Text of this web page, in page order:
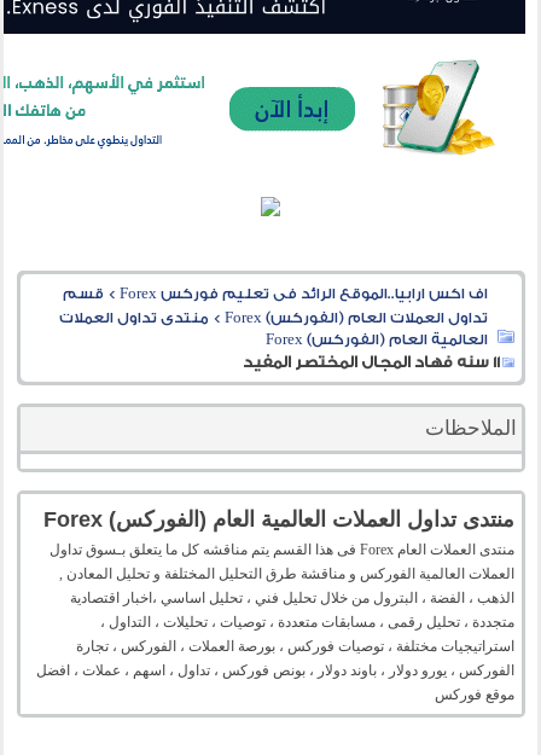
اف اكس ارابيا..الموقع الرائد فى تعليم فوركس Forex > قسم
تداول العملات العام (الفوركس) Forex
> منتدى تداول العملات
العالمية العام (الفوركس) Forex
11 سنه فهاد المجال المختصر المفيد
الملاحظات
منتدى تداول العملات العالمية العام (الفوركس) Forex
منتدى العملات العام Forex فى هذا القسم يتم مناقشه كل ما يتعلق بـسوق تداول
العملات العالمية الفوركس و مناقشة طرق التحليل المختلفة و تحليل المعادن ,
الذهب ، الفضة ، البترول من خلال تحليل فني ، تحليل اساسي ،اخبار اقتصادية
متجددة ، تحليل رقمى ، مسابقات متعددة ، توصيات ، تحليلات ، التداول ،
استراتيجيات مختلفة ، توصيات فوركس ، بورصة العملات ، الفوركس ، تجارة
الفوركس ، يورو دولار ، باوند دولار ، بونص فوركس ، تداول ، اسهم ، عملات ، افضل
موقع فوركس